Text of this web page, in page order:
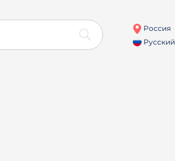
Россия
Русский